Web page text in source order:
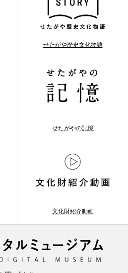
せたがや歴史文化物語
せたがやの記憶
文化財紹介動画